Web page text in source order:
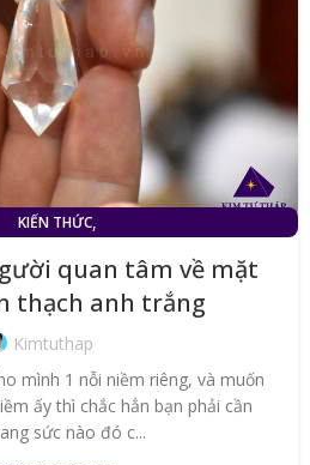
KIẾN THỨC,
quan tâm về mặt
thạch anh trắng
Kimtuthap
mình 1 nỗi niềm riêng, và muốn
ấy thì chắc hẳn bạn phải cần
sức nào đó c...